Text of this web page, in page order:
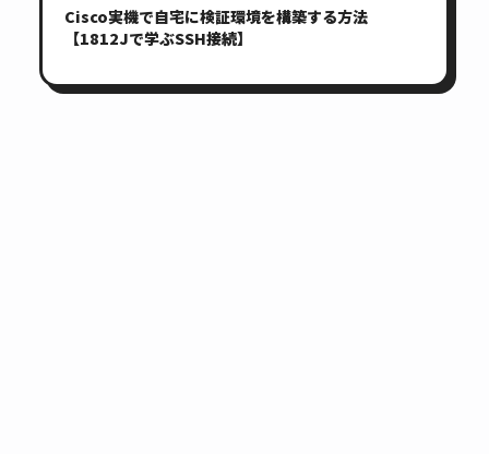
Cisco実機で自宅に検証環境を構築する方法
【1812Jで学ぶSSH接続】